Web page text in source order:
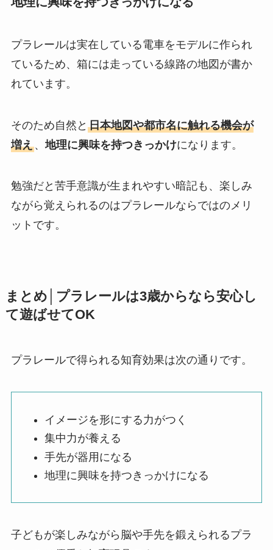
プラレールは実在している電車をモデルに作られ
ているため、箱には走っている線路の地図が書か
れています。
そのため自然と 日本地図や都市名に触れる機会が
増え、地理に興味を持つきっかけになります。
勉強だと苦手意識が生まれやすい暗記も、楽しみ
ながら覚えられるのはプラレールならではのメリ
ットです。
まとめ│プラレールは3歳からなら安心し
て遊ばせてOK
プラレールで得られる知育効果は次の通りです。
イメージを形にする力がつく
集中力が養える
手先が器用になる
地理に興味を持つきっかけになる
子どもが楽しみながら脳や手先を鍛えられるプラ